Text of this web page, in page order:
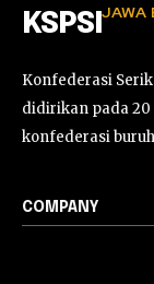
KSPSI JAWA
Konfederasi
didirikan pada 20
konfederasi
COMPANY